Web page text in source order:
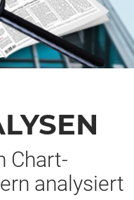
Chart-
analysiert